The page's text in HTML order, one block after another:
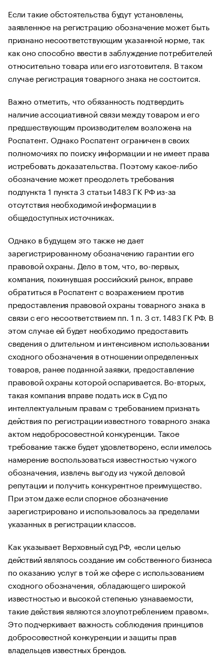
Если такие обстоятельства будут установлены,
заявленное на регистрацию обозначение может быть
признано несоответствующим указанной норме, так
как оно способно ввести в заблуждение потребителей
относительно товара или его изготовителя. В таком
случае регистрация товарного знака не состоится.
Важно отметить, что обязанность подтвердить
наличие ассоциативной связи между товаром и его
предшествующим производителем возложена на
Роспатент. Однако Роспатент ограничен в своих
полномочиях по поиску информации и не имеет права
истребовать доказательства. Поэтому какое-либо
обозначение может преодолеть требования
подпункта 1 пункта 3 статьи 1483 ГК РФ из-за
отсутствия необходимой информации в
общедоступных источниках.
Однако в будущем это также не дает
зарегистрированному обозначению гарантии его
правовой охраны. Дело в том, что, во-первых,
компания, покинувшая российский рынок, вправе
обратиться в Роспатент с возражением против
предоставления правовой охраны товарного знака в
связи с его несоответствием пп. 1 п. 3 ст. 1483 ГК РФ. В
этом случае ей будет необходимо предоставить
сведения о длительном и интенсивном использовании
сходного обозначения в отношении определенных
товаров, ранее поданной заявки, предоставление
правовой охраны которой оспаривается. Во-вторых,
такая компания вправе подать иск в Суд по
интеллектуальным правам с требованием признать
действия по регистрации известного товарного знака
актом недобросовестной конкуренции. Такое
требование также будет удовлетворено, если имелось
намерение воспользоваться известностью чужого
обозначения, извлечь выгоду из чужой деловой
репутации и получить конкурентное преимущество.
При этом даже если спорное обозначение
зарегистрировано и использовалось за пределами
указанных в регистрации классов.
Как указывает Верховный суд РФ, «если целью
действий являлось создание им собственного бизнеса
по оказанию услуг в той же сфере с использованием
сходного обозначения, обладающего широкой
известностью и высокой степенью узнаваемости,
такие действия являются злоупотреблением правом».
Это подчеркивает важность соблюдения принципов
добросовестной конкуренции и защиты прав
владельцев известных брендов.